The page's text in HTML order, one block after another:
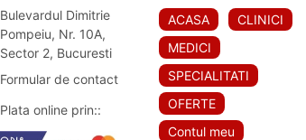
Bulevardul Dimitrie
Pompeiu, Nr. 10A,
Sector 2, Bucuresti
Formular de contact
Plata online prin::
ACASA
CLINICI
MEDICI
SPECIALITATI
OFERTE
Contul meu